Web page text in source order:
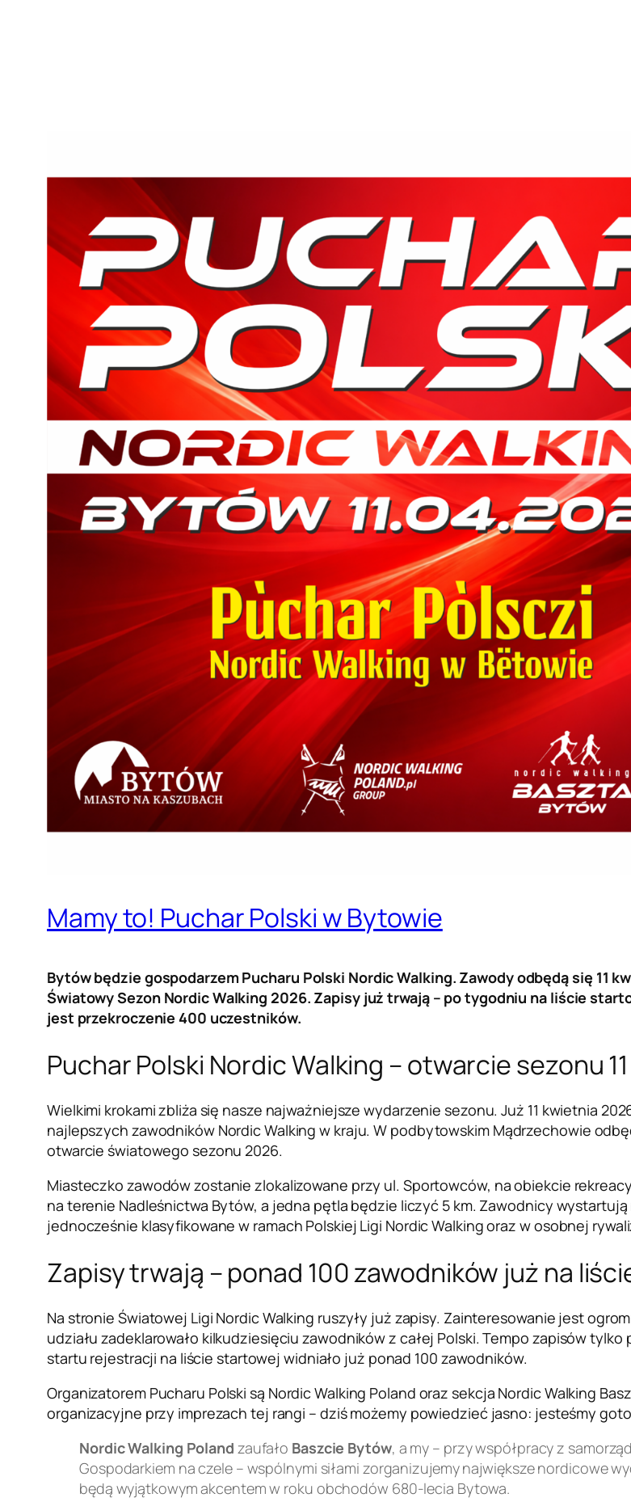
Mamy to! Puchar Polski w Bytowie
Bytów będzie gospodarzem Pucharu Polski Nordic Walking. Zawody odbędą się 11
Światowy Sezon Nordic Walking 2026. Zapisy już trwają – po tygodniu na liście
jest przekroczenie 400 uczestników.
Puchar Polski Nordic Walking – otwarcie sezonu
Wielkimi krokami zbliża się nasze najważniejsze wydarzenie sezonu. Już 11 kwietnia
najlepszych zawodników Nordic Walking w kraju. W podbytowskim Mądrzechowie
otwarcie światowego sezonu 2026.
Miasteczko zawodów zostanie zlokalizowane przy ul. Sportowców, na obiekcie
na terenie Nadleśnictwa Bytów, a jedna pętla będzie liczyć 5 km. Zawodnicy
jednocześnie klasyfikowane w ramach Polskiej Ligi Nordic Walking oraz w osobnej
Zapisy trwają – ponad 100 zawodników już na
Na stronie Światowej Ligi Nordic Walking ruszyły już zapisy. Zainteresowanie jest
udziału zadeklarowało kilkudziesięciu zawodników z całej Polski. Tempo zapisów
startu rejestracji na liście startowej widniało już ponad 100 zawodników.
Organizatorem Pucharu Polski są Nordic Walking Poland oraz sekcja Nordic Walking
organizacyjne przy imprezach tej rangi – dziś możemy powiedzieć jasno: jesteśmy
Nordic Walking Poland zaufało Baszcie Bytów, a my – przy współpracy z
Gospodarkiem na czele – wspólnymi siłami zorganizujemy największe nordicowe
będą wyjątkowym akcentem w roku obchodów 680-lecia Bytowa.